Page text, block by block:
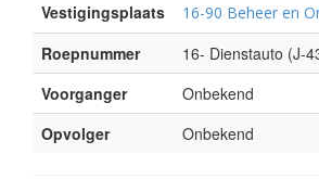
Vestigingsplaats 16-90 Beheer en
Roepnummer
16- Dienstauto (J-
Voorganger
Onbekend
Opvolger
Onbekend